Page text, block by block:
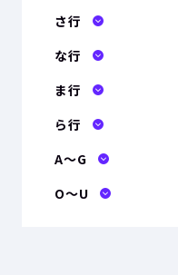
さ行
な行
ま行
ら行
A〜G
O〜U